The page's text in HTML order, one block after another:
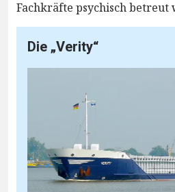
Fachkräfte psychisch betreut
Die „Verity“